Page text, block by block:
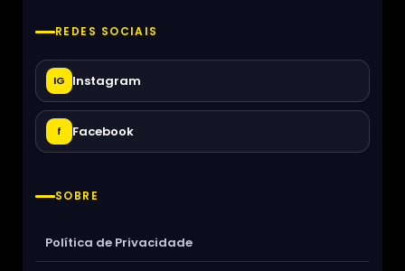
REDES SOCIAIS
IG Instagram
f Facebook
SOBRE
Política de Privacidade